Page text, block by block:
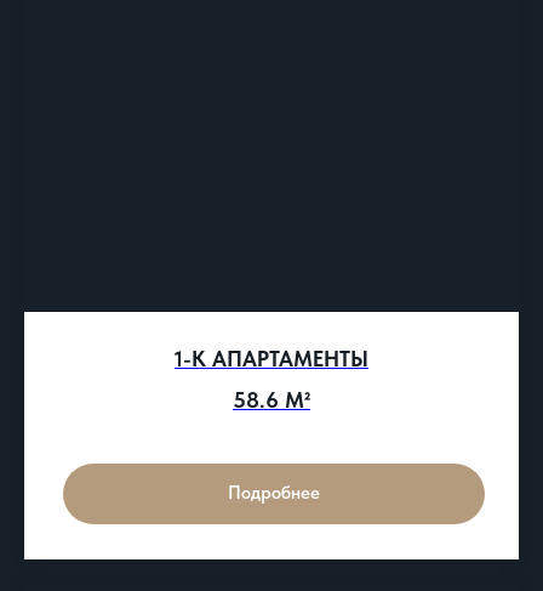
1-К АПАРТАМЕНТЫ
58.6 М²
Подробнее